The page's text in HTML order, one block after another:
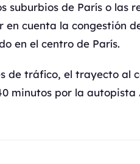
suburbios de París o las
en cuenta la congestión
en el centro de París.
de tráfico, el trayecto al
minutos por la autopista